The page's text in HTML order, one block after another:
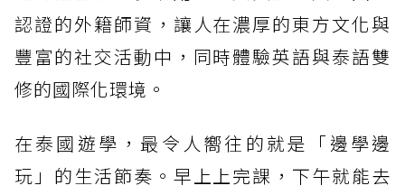
認證的外籍師資，讓人在濃厚的東方文化與
豐富的社交活動中，同時體驗英語與泰語雙
修的國際化環境。
在泰國遊學，最令人嚮往的就是「邊學邊
玩」的生活節奏。早上上完課，下午就能去